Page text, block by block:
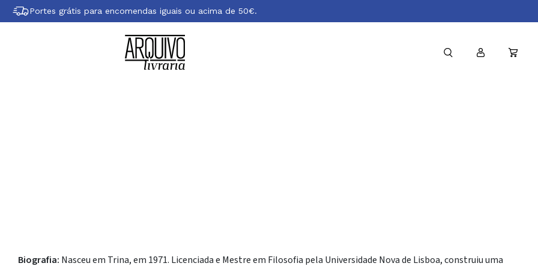
Portes grátis para encomendas iguais ou acima de 50€.
Biografia: Nasceu em Trina, em 1971. Licenciada e Mestre em Filosofia pela Universidade Nova de Lisboa, construiu uma